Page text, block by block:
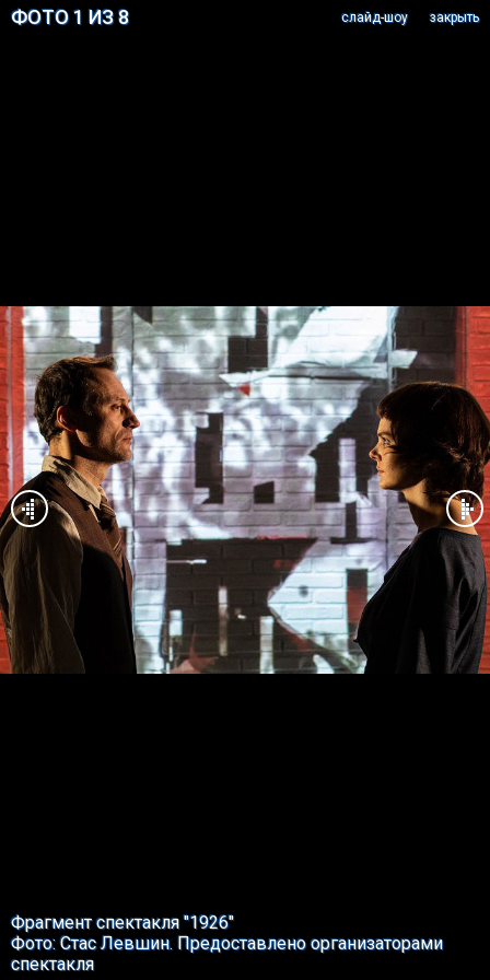
ФОТО 1 ИЗ 8 закрыть
cлайд-шоу
Фрагмент спектакля "1926"
Фото: Стас Левшин. Предоставлено организаторами
спектакля